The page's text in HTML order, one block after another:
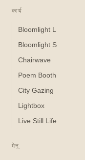
कार्य
Bloomlight L
Bloomlight S
Chairwave
Poem Booth
City Gazing
Lightbox
Live Still Life
मेनू